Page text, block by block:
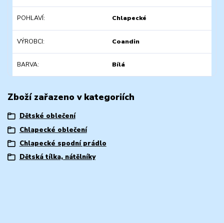
POHLAVÍ Chlapecké
VÝROBCI Coandin
BARVA Bílá
Zboží zařazeno v kategoriích
Dětské oblečení
Chlapecké oblečení
Chlapecké spodní prádlo
Dětská tílka, nátělníky